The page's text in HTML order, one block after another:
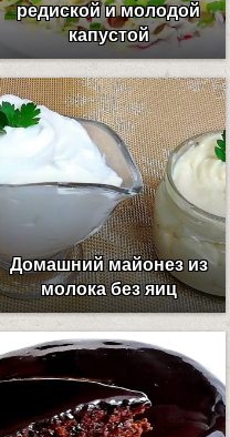
редиской и молодой
капустой
Домашний майонез из
молока без яиц